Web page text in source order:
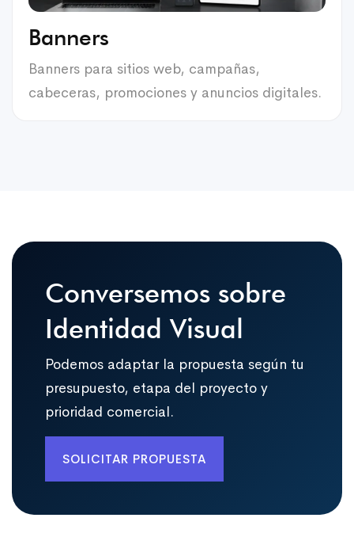
Banners
Banners para sitios web, campañas,
cabeceras, promociones y anuncios digitales.
Conversemos sobre
Identidad Visual
Podemos adaptar la propuesta según tu
presupuesto, etapa del proyecto y
prioridad comercial.
SOLICITAR PROPUESTA